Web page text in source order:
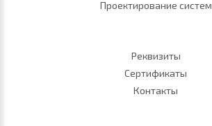
Проектирование систем
Реквизиты
Сертификаты
Контакты